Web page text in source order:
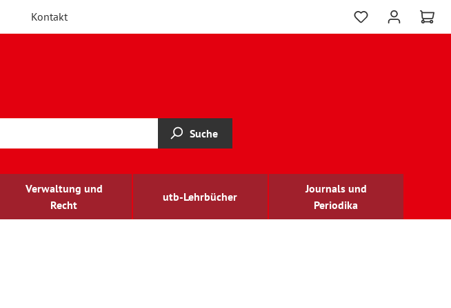
Kontakt
Suche
Verwaltung und
Recht
utb-Lehrbücher
Journals und
Periodika